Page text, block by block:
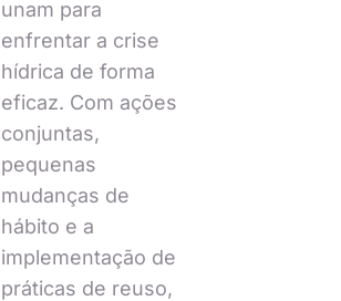
unam para
enfrentar a crise
hídrica de forma
eficaz. Com ações
conjuntas,
pequenas
mudanças de
hábito e a
implementação de
práticas de reuso,